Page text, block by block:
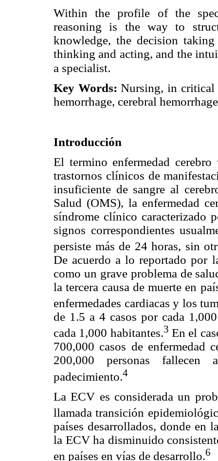
Within the profile of the
reasoning is the way to
knowledge, the decision
thinking and acting, and the
a specialist.
Key Words: Nursing, in critical
hemorrhage, cerebral
Introducción
El termino enfermedad
trastornos clínicos de
insuficiente de sangre al
Salud (OMS), la enfermedad
síndrome clínico caracterizado
signos correspondientes
persiste más de 24 horas, sin
De acuerdo a lo reportado por
como un grave problema de
la tercera causa de muerte en
enfermedades cardiacas y los
de 1.5 a 4 casos por cada
cada 1,000 habitantes.3 En el
700,000 casos de enfermedad
200,000 personas
padecimiento.4
La ECV es considerada un
llamada transición
países desarrollados, donde en
la ECV ha disminuido
en países en vías de desarrollo.6